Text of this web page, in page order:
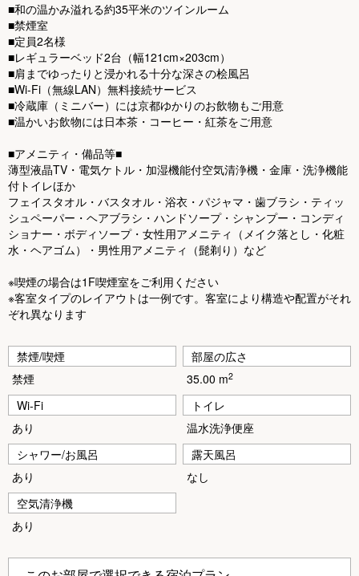
vi
o
u
s
■和の温かみ溢れる約35平米のツインルーム
■禁煙室
■定員2名様
■レギュラーベッド2台（幅121cm×203cm）
■肩までゆったりと浸かれる十分な深さの桧風呂
■Wi-Fi（無線LAN）無料接続サービス
■冷蔵庫（ミニバー）には京都ゆかりのお飲物もご用意
■温かいお飲物には日本茶・コーヒー・紅茶をご用意
■アメニティ・備品等■
薄型液晶TV・電気ケトル・加湿機能付空気清浄機・金庫・洗浄機能
付トイレほか
フェイスタオル・バスタオル・浴衣・パジャマ・歯ブラシ・ティッ
シュペーパー・ヘアブラシ・ハンドソープ・シャンプー・コンディ
ショナー・ボディソープ・女性用アメニティ（メイク落とし・化粧
水・ヘアゴム）・男性用アメニティ（髭剃り）など
※喫煙の場合は1F喫煙室をご利用ください
※客室タイプのレイアウトは一例です。客室により構造や配置がそれ
ぞれ異なります
禁煙/喫煙
禁煙
部屋の広さ
35.00 m2
Wi-Fi
あり
トイレ
温水洗浄便座
シャワー/お風呂
あり
露天風呂
なし
空気清浄機
あり